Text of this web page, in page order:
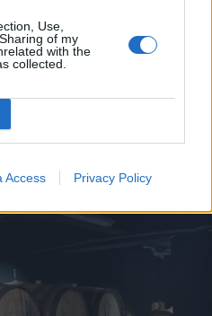
Use,
of my
with the
collected.
Access Privacy Policy
på sju nya